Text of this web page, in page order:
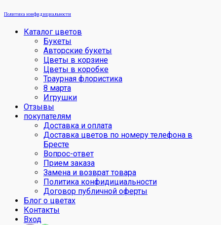
Политика конфидициальности
Каталог цветов
Букеты
Авторские букеты
Цветы в корзине
Цветы в коробке
Траурная флористика
8 марта
Игрушки
Отзывы
покупателям
Доставка и оплата
Доставка цветов по номеру телефона в
Бресте
Вопрос-ответ
Прием заказа
Замена и возврат товара
Политика конфидициальности
Договор публичной оферты
Блог о цветах
Контакты
Вход